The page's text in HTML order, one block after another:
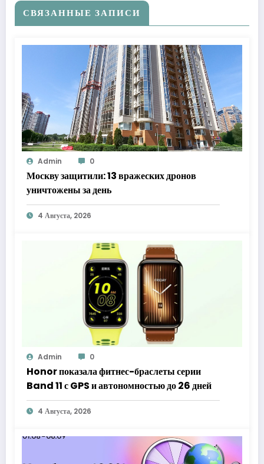
СВЯЗАННЫЕ ЗАПИСИ
Admin 0
Москву защитили: 13 вражеских дронов
уничтожены за день
4 Августа, 2026
Admin 0
Honor показала фитнес-браслеты серии
Band 11 с GPS и автономностью до 26 дней
4 Августа, 2026